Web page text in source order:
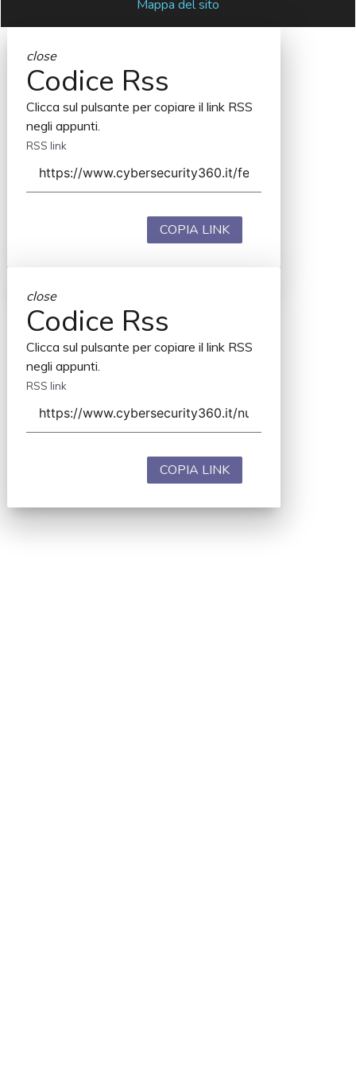
Mappa del sito
close
Codice Rss
Clicca sul pulsante per copiare il link RSS
negli appunti.
RSS link
COPIA LINK
close
Codice Rss
Clicca sul pulsante per copiare il link RSS
negli appunti.
RSS link
COPIA LINK